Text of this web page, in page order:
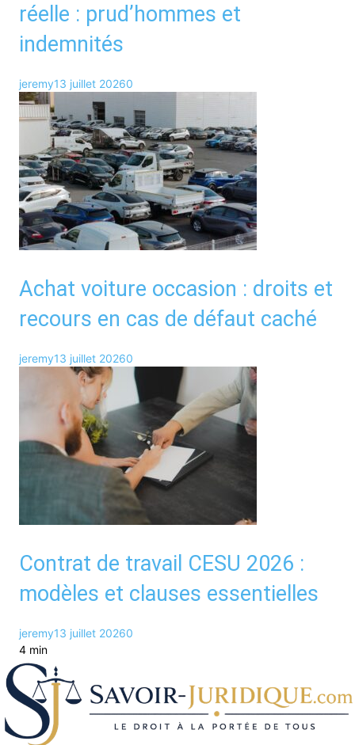
réelle : prud’hommes et
indemnités
jeremy13 juillet 20260
Achat voiture occasion : droits et
recours en cas de défaut caché
jeremy13 juillet 20260
Contrat de travail CESU 2026 :
modèles et clauses essentielles
jeremy13 juillet 20260
4 min